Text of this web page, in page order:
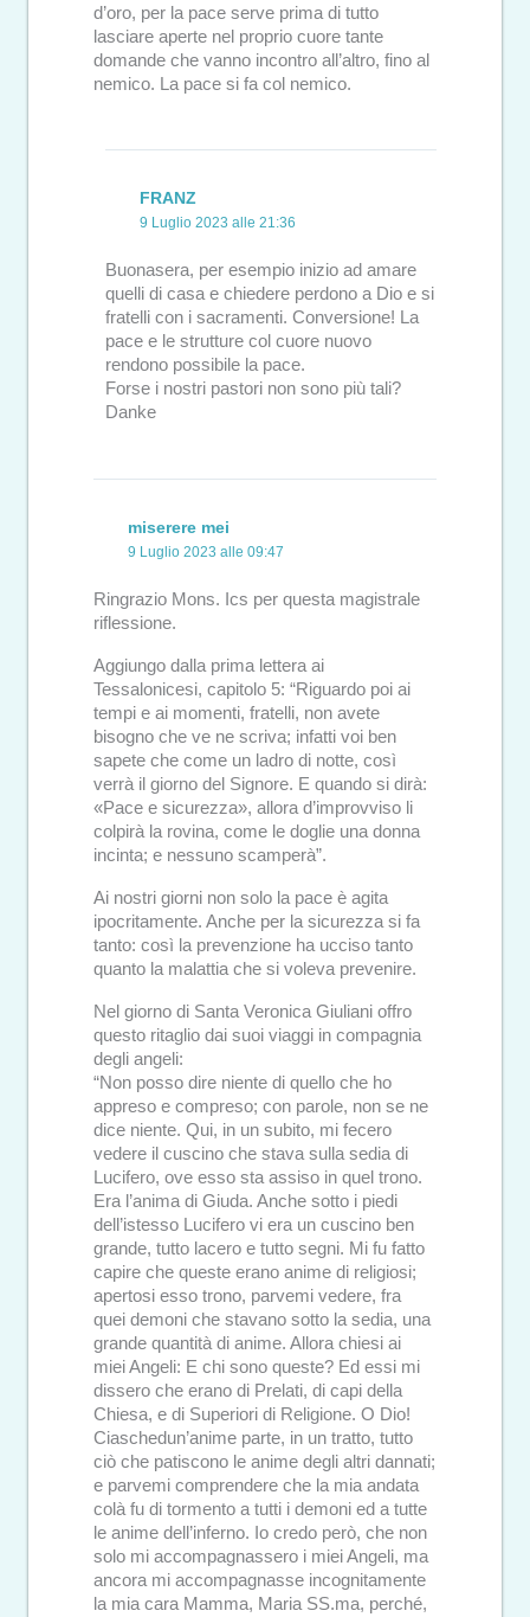
d’oro, per la pace serve prima di tutto
lasciare aperte nel proprio cuore tante
domande che vanno incontro all’altro, fino al
nemico. La pace si fa col nemico.
FRANZ
9 Luglio 2023 alle 21:36
Buonasera, per esempio inizio ad amare
quelli di casa e chiedere perdono a Dio e si
fratelli con i sacramenti. Conversione! La
pace e le strutture col cuore nuovo
rendono possibile la pace.
Forse i nostri pastori non sono più tali?
Danke
miserere mei
9 Luglio 2023 alle 09:47
Ringrazio Mons. Ics per questa magistrale
riflessione.
Aggiungo dalla prima lettera ai
Tessalonicesi, capitolo 5: “Riguardo poi ai
tempi e ai momenti, fratelli, non avete
bisogno che ve ne scriva; infatti voi ben
sapete che come un ladro di notte, così
verrà il giorno del Signore. E quando si dirà:
«Pace e sicurezza», allora d’improvviso li
colpirà la rovina, come le doglie una donna
incinta; e nessuno scamperà”.
Ai nostri giorni non solo la pace è agita
ipocritamente. Anche per la sicurezza si fa
tanto: così la prevenzione ha ucciso tanto
quanto la malattia che si voleva prevenire.
Nel giorno di Santa Veronica Giuliani offro
questo ritaglio dai suoi viaggi in compagnia
degli angeli:
“Non posso dire niente di quello che ho
appreso e compreso; con parole, non se ne
dice niente. Qui, in un subito, mi fecero
vedere il cuscino che stava sulla sedia di
Lucifero, ove esso sta assiso in quel trono.
Era l’anima di Giuda. Anche sotto i piedi
dell’istesso Lucifero vi era un cuscino ben
grande, tutto lacero e tutto segni. Mi fu fatto
capire che queste erano anime di religiosi;
apertosi esso trono, parvemi vedere, fra
quei demoni che stavano sotto la sedia, una
grande quantità di anime. Allora chiesi ai
miei Angeli: E chi sono queste? Ed essi mi
dissero che erano di Prelati, di capi della
Chiesa, e di Superiori di Religione. O Dio!
Ciaschedun’anime parte, in un tratto, tutto
ciò che patiscono le anime degli altri dannati;
e parvemi comprendere che la mia andata
colà fu di tormento a tutti i demoni ed a tutte
le anime dell’inferno. Io credo però, che non
solo mi accompagnassero i miei Angeli, ma
ancora mi accompagnasse incognitamente
la mia cara Mamma, Maria SS.ma, perché,